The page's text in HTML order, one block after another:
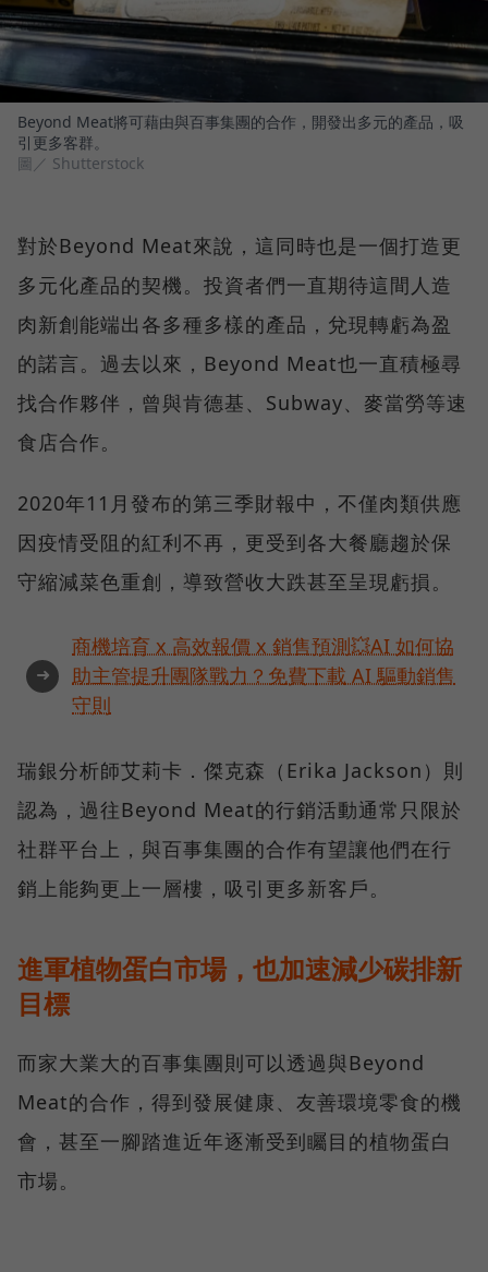
Beyond Meat將可藉由與百事集團的合作，開發出多元的產品，吸
引更多客群。
圖／ Shutterstock
對於Beyond Meat來說，這同時也是一個打造更
多元化產品的契機。投資者們一直期待這間人造
肉新創能端出各多種多樣的產品，兌現轉虧為盈
的諾言。過去以來，Beyond Meat也一直積極尋
找合作夥伴，曾與肯德基、Subway、麥當勞等速
食店合作。
2020年11月發布的第三季財報中，不僅肉類供應
因疫情受阻的紅利不再，更受到各大餐廳趨於保
守縮減菜色重創，導致營收大跌甚至呈現虧損。
➜
商機培育 x 高效報價 x 銷售預測💥AI 如何協
助主管提升團隊戰力？免費下載 AI 驅動銷售
守則
瑞銀分析師艾莉卡．傑克森（Erika Jackson）則
認為，過往Beyond Meat的行銷活動通常只限於
社群平台上，與百事集團的合作有望讓他們在行
銷上能夠更上一層樓，吸引更多新客戶。
進軍植物蛋白市場，也加速減少碳排新
目標
而家大業大的百事集團則可以透過與Beyond
Meat的合作，得到發展健康、友善環境零食的機
會，甚至一腳踏進近年逐漸受到矚目的植物蛋白
市場。